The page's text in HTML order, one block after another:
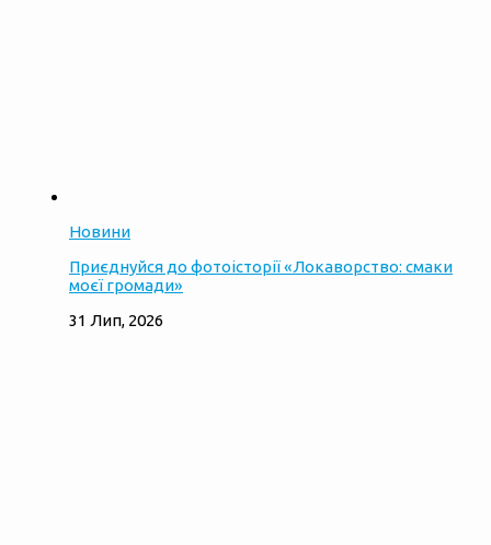
Новини
Приєднуйся до фотоісторії «Локаворство: смаки
моєї громади»
31 Лип, 2026